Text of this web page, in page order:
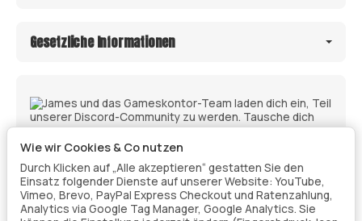
Gesetzliche Informationen
Wie wir Cookies & Co nutzen
Durch Klicken auf „Alle akzeptieren“ gestatten Sie den
Einsatz folgender Dienste auf unserer Website: YouTube,
Vimeo, Brevo, PayPal Express Checkout und Ratenzahlung,
Analytics via Google Tag Manager, Google Analytics. Sie